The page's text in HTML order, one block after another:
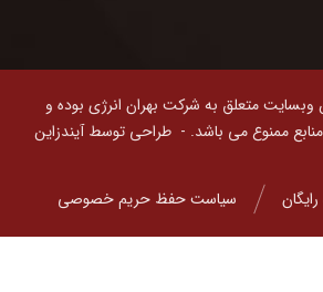
متعلق به شرکت بهران انرژی بوده و
منابع ممنوع می باشد. -طراحی توسط آیندزاین
سیاست حفظ حریم خصوصی